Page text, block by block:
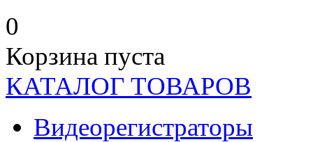
0
Корзина пуста
КАТАЛОГ ТОВАРОВ
Видеорегистраторы